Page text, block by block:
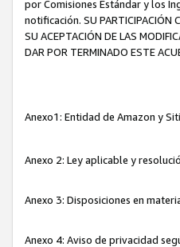
por Comisiones Estándar y los
notificación. SU PARTICIPACIÓN
SU ACEPTACIÓN DE LAS
DAR POR TERMINADO ESTE
Anexo1: Entidad de Amazon y
Anexo 2: Ley aplicable y
Anexo 3: Disposiciones en
Anexo 4: Aviso de privacidad